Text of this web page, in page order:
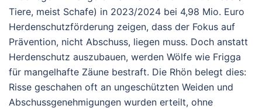
Tiere, meist Schafe) in 2023/2024 bei 4,98 Mio. Euro
Herdenschutzförderung zeigen, dass der Fokus auf
Prävention, nicht Abschuss, liegen muss. Doch anstatt
Herdenschutz auszubauen, werden Wölfe wie Frigga
für mangelhafte Zäune bestraft. Die Rhön belegt dies:
Risse geschahen oft an ungeschützten Weiden und
Abschussgenehmigungen wurden erteilt, ohne